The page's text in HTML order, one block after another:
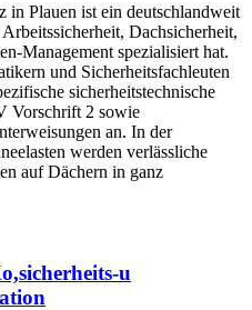
Plauen ist ein deutschlandweit
Dachsicherheit,
Management spezialisiert hat.
und Sicherheitsfachleuten
sicherheitstechnische
Vorschrift 2 sowie
an. In der
werden verlässliche
auf Dächern in ganz
u